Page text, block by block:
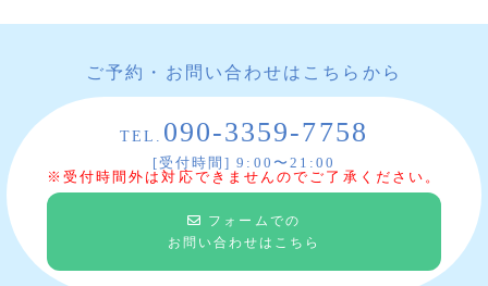
ご予約・お問い合わせはこちらから
TEL. 090-3359-7758
[受付時間] 9:00〜21:00
※受付時間外は対応できませんのでご了承ください。
フォームでの
お問い合わせはこちら